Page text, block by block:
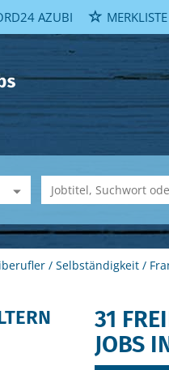
AZUBI MERKLISTE
/ Selbständigkeit /
31
JOBS